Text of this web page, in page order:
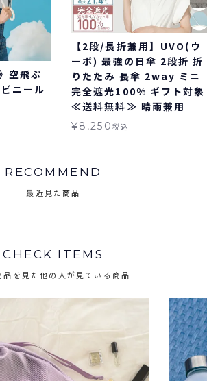
空飛ぶ
ニール
【2段/長折兼用】UVO(ウ
ーボ) 最強の日傘 2段折 折
りたたみ 長傘 2way ミニ
完全遮光100% ギフト対象
≪送料無料≫ 晴雨兼用
¥8,250 税込
RECOMMEND
最近見た商品
CHECK ITEMS
品を見た他の人が見ている商品